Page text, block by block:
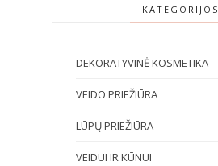
KATEGORIJOS
DEKORATYVINĖ KOSMETIKA
VEIDO PRIEŽIŪRA
LŪPŲ PRIEŽIŪRA
VEIDUI IR KŪNUI